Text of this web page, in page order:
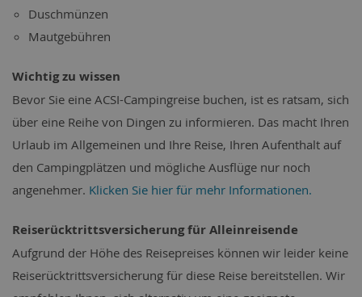
Duschmünzen
Mautgebühren
Wichtig zu wissen
Bevor Sie eine ACSI-Campingreise buchen, ist es ratsam, sich
über eine Reihe von Dingen zu informieren. Das macht Ihren
Urlaub im Allgemeinen und Ihre Reise, Ihren Aufenthalt auf
den Campingplätzen und mögliche Ausflüge nur noch
angenehmer. Klicken Sie hier für mehr Informationen.
Reiserücktrittsversicherung für Alleinreisende
Aufgrund der Höhe des Reisepreises können wir leider keine
Reiserücktrittsversicherung für diese Reise bereitstellen. Wir